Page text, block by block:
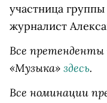
участница
журналист
Все
«Музыка» здесь.
Все номинации